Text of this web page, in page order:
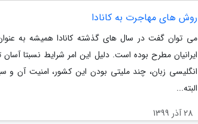
روش های مهاجرت به کانادا
می توان گفت در سال های گذشته کانادا همیشه به
ایرانیان مطرح بوده است. دلیل این امر شرایط نسبتا
انگلیسی زبان، چند ملیتی بودن این کشور، امنیت آن و
البته...
28 آذر 1399